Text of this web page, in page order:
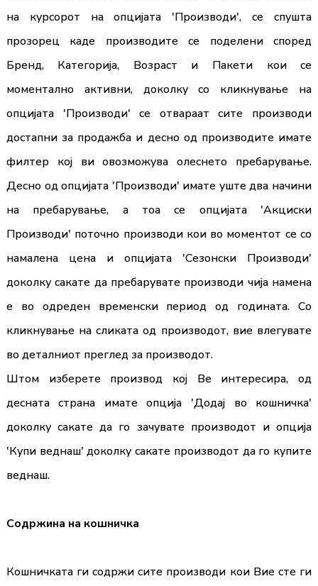
на курсорот на опцијата 'Производи', се спушта
прозорец каде производите се поделени според
Бренд, Категорија, Возраст и Пакети кои се
моментално активни, доколку со кликнување на
опцијата 'Производи' се отвараат сите производи
достапни за продажба и десно од производите имате
филтер кој ви овозможува олеснето пребарување.
Десно од опцијата 'Производи' имате уште два начини
на пребарување, а тоа се опцијата 'Акциски
Производи' поточно производи кои во моментот се со
намалена цена и опцијата 'Сезонски Производи'
доколку сакате да пребарувате производи чија намена
е во одреден временски период од годината. Со
кликнување на сликата од производот, вие влегувате
во деталниот преглед за производот.
Штом изберете производ кој Ве интересира, од
десната страна имате опциja 'Додај во кошничка'
доколку сакате да го зачувате производот и опција
'Купи веднаш' доколку сакате производот да го купите
веднаш.
Содржина на кошничка
Кошничката ги содржи сите производи кои Вие сте ги